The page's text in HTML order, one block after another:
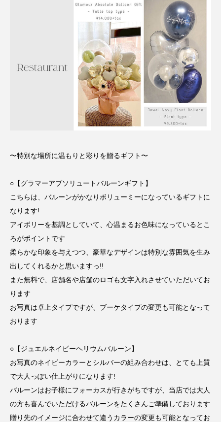
〜特別な場所に温もりと彩りを贈るギフト〜
○【グラマーアブソリュートバルーンギフト】
こちらは、バルーンがかなりボリューミーになっているギフトに
なります!
アイボリーを基調としていて、心温まるお色味になっているとこ
ろがポイントです
柔らかな印象を与えつつ、豪華なデザインは特別な雰囲気を生み
出してくれるかと思いますっ!!
また無料で、店舗名や店舗のロゴも文字入れさせていただいてお
ります︎
お写真は卓上タイプですが、ブーケタイプの変更も可能となって
おります
○【ジュエルネイビーヘリウムバルーン】
お写真のネイビーカラーとシルバーの組み合わせは、とても上質
で大人っぽい仕上がりになります!
バルーンはお子様にフォーカスが行きがちですが、当店では大人
の方も喜んでいただけるバルーンをたくさんご準備しております
贈り先のイメージに合わせて違うカラーの変更も可能となってお